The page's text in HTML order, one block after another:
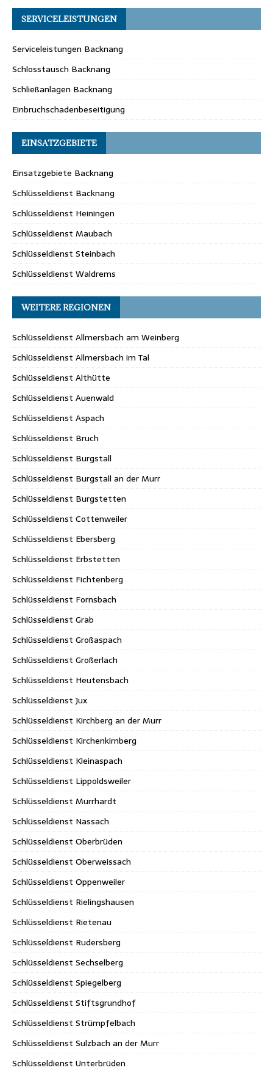
SERVICELEISTUNGEN
Serviceleistungen Backnang
Schlosstausch Backnang
Schließanlagen Backnang
Einbruchschadenbeseitigung
EINSATZGEBIETE
Einsatzgebiete Backnang
Schlüsseldienst Backnang
Schlüsseldienst Heiningen
Schlüsseldienst Maubach
Schlüsseldienst Steinbach
Schlüsseldienst Waldrems
WEITERE REGIONEN
Schlüsseldienst Allmersbach am Weinberg
Schlüsseldienst Allmersbach im Tal
Schlüsseldienst Althütte
Schlüsseldienst Auenwald
Schlüsseldienst Aspach
Schlüsseldienst Bruch
Schlüsseldienst Burgstall
Schlüsseldienst Burgstall an der Murr
Schlüsseldienst Burgstetten
Schlüsseldienst Cottenweiler
Schlüsseldienst Ebersberg
Schlüsseldienst Erbstetten
Schlüsseldienst Fichtenberg
Schlüsseldienst Fornsbach
Schlüsseldienst Grab
Schlüsseldienst Großaspach
Schlüsseldienst Großerlach
Schlüsseldienst Heutensbach
Schlüsseldienst Jux
Schlüsseldienst Kirchberg an der Murr
Schlüsseldienst Kirchenkirnberg
Schlüsseldienst Kleinaspach
Schlüsseldienst Lippoldsweiler
Schlüsseldienst Murrhardt
Schlüsseldienst Nassach
Schlüsseldienst Oberbrüden
Schlüsseldienst Oberweissach
Schlüsseldienst Oppenweiler
Schlüsseldienst Rielingshausen
Schlüsseldienst Rietenau
Schlüsseldienst Rudersberg
Schlüsseldienst Sechselberg
Schlüsseldienst Spiegelberg
Schlüsseldienst Stiftsgrundhof
Schlüsseldienst Strümpfelbach
Schlüsseldienst Sulzbach an der Murr
Schlüsseldienst Unterbrüden